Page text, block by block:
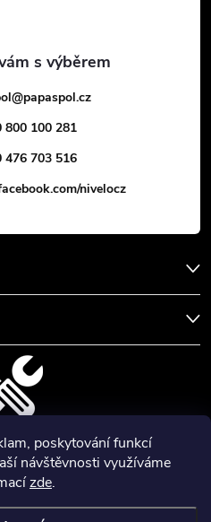
poskytování funkcí
návštěvnosti využíváme
zde.
@papaspol.cz
800 100 281
476 703 516
nivelocz
A KALIBRACE
geodetických a stavebních
pomůcek.